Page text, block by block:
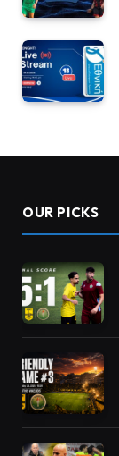
OUR PICKS